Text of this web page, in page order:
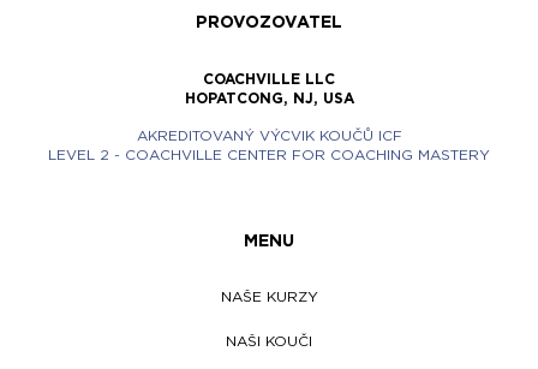
PROVOZOVATEL
COACHVILLE LLC
HOPATCONG, NJ, USA
AKREDITOVANÝ VÝCVIK KOUČŮ ICF
LEVEL 2 - COACHVILLE CENTER FOR COACHING MASTERY
MENU
NAŠE KURZY
NAŠI KOUČI